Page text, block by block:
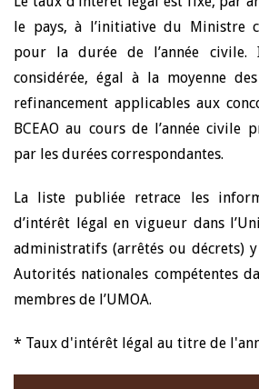
le pays, à l’initiative du Ministre
pour la durée de l’année civile.
considérée, égal à la moyenne
refinancement applicables aux
BCEAO au cours de l’année civile
par les durées correspondantes.
La liste publiée retrace les
d’intérêt légal en vigueur dans
administratifs (arrêtés ou décrets)
Autorités nationales compétentes
membres de l’UMOA.
* Taux d'intérêt légal au titre de